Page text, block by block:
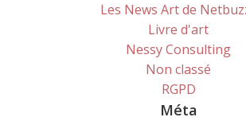
Les News Art de
Livre d'art
Nessy Consulting
Non classé
RGPD
Méta